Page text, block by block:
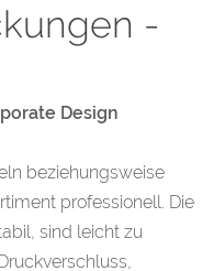
-
Design
beziehungsweise
professionell. Die
sind leicht zu